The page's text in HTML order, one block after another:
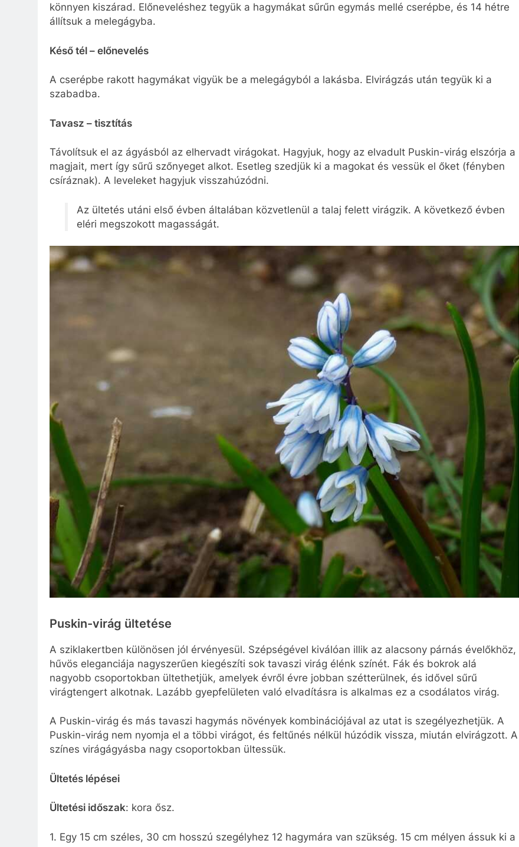
könnyen kiszárad. Előneveléshez tegyük a hagymákat sűrűn egymás mellé cserépbe, és 14 hétre
állítsuk a melegágyba.
Késő tél – előnevelés
A cserépbe rakott hagymákat vigyük be a melegágyból a lakásba. Elvirágzás után tegyük ki a
szabadba.
Tavasz – tisztítás
Távolítsuk el az ágyásból az elhervadt virágokat. Hagyjuk, hogy az elvadult Puskin-virág elszórja a
magjait, mert így sűrű szőnyeget alkot. Esetleg szedjük ki a magokat és vessük el őket (fényben
csíráznak). A leveleket hagyjuk visszahúzódni.
Az ültetés utáni első évben általában közvetlenül a talaj felett virágzik. A következő évben
eléri megszokott magasságát.
Puskin-virág ültetése
A sziklakertben különösen jól érvényesül. Szépségével kiválóan illik az alacsony párnás évelőkhöz,
hűvös eleganciája nagyszerűen kiegészíti sok tavaszi virág élénk színét. Fák és bokrok alá
nagyobb csoportokban ültethetjük, amelyek évről évre jobban szétterülnek, és idővel sűrű
virágtengert alkotnak. Lazább gyepfelületen való elvadításra is alkalmas ez a csodálatos virág.
A Puskin-virág és más tavaszi hagymás növények kombinációjával az utat is szegélyezhetjük. A
Puskin-virág nem nyomja el a többi virágot, és feltűnés nélkül húzódik vissza, miután elvirágzott. A
színes virágágyásba nagy csoportokban ültessük.
Ültetés lépései
Ültetési időszak: kora ősz.
1. Egy 15 cm széles, 30 cm hosszú szegélyhez 12 hagymára van szükség. 15 cm mélyen ássuk ki a